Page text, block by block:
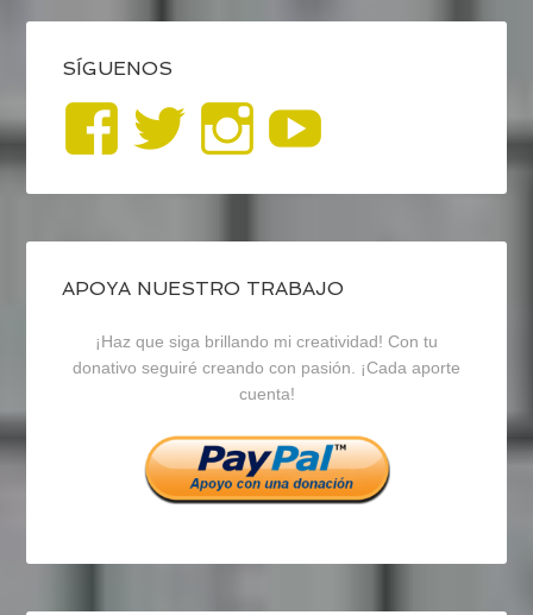
SÍGUENOS
Ver
perfil
de
blogrecursosep
en
Facebook
Ver
perfil
de
recursosep
en
Twitter
Ver
perfil
de
recursosep
en
Instagram
APOYA NUESTRO TRABAJO
¡Haz que siga brillando mi creatividad! Con tu
donativo seguiré creando con pasión. ¡Cada aporte
cuenta!